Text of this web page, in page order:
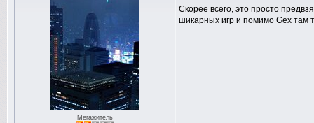
Мегажитель
Скорее всего, это просто
шикарных игр и помимо Gex там